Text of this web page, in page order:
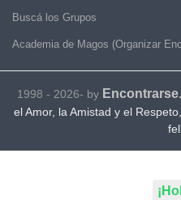
Buscá los Grupos
Academia de Magos (Organizar
1998 - 2026- by
el Amor, la Amistad y el